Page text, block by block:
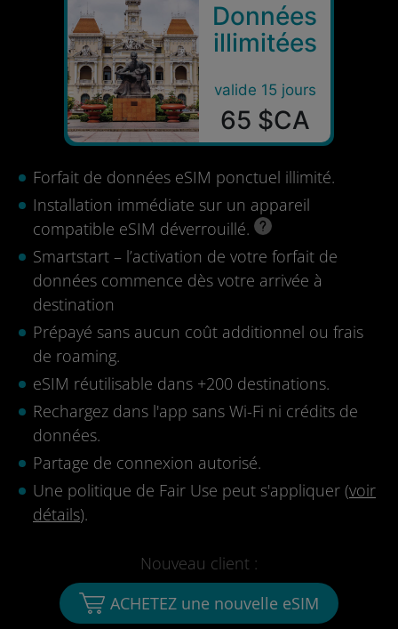
Données
illimitées
valide 15 jours
65 $CA
Forfait de données eSIM ponctuel illimité.
Installation immédiate sur un appareil
compatible eSIM déverrouillé.
Smartstart – l’activation de votre forfait de
données commence dès votre arrivée à
destination
Prépayé sans aucun coût additionnel ou frais
de roaming.
eSIM réutilisable dans +200 destinations.
Rechargez dans l'app sans Wi-Fi ni crédits de
données.
Partage de connexion autorisé.
Une politique de Fair Use peut s'appliquer (voir
détails).
Nouveau client :
ACHETEZ une nouvelle eSIM